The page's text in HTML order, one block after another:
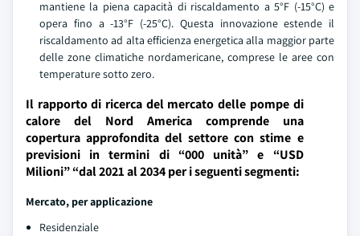
mantiene la piena capacità di riscaldamento a 5°F (-15°C) e
opera fino a -13°F (-25°C). Questa innovazione estende il
riscaldamento ad alta efficienza energetica alla maggior parte
delle zone climatiche nordamericane, comprese le aree con
temperature sotto zero.
Il rapporto di ricerca del mercato delle pompe di
calore del Nord America comprende una
copertura approfondita del settore con stime e
previsioni in termini di “000 unità” e “USD
Milioni” “dal 2021 al 2034 per i seguenti segmenti:
Mercato, per applicazione
Residenziale